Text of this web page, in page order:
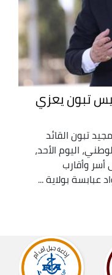
تبون يعزي
تبون القائد
اليوم الأحد،
وأقارب
بولاية ...